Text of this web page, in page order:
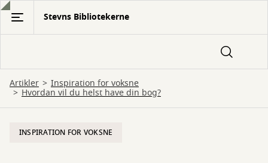
Gå
hovedindhold
Stevns Bibliotekerne
Artikler Inspiration for voksne
Hvordan vil du helst have din bog?
INSPIRATION FOR VOKSNE